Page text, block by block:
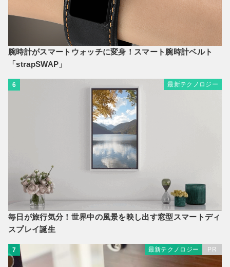
腕時計がスマートウォッチに変身！スマート腕時計ベルト
「strapSWAP」
6 最新テクノロジー
毎日が旅行気分！世界中の風景を映し出す窓型スマートディ
スプレイ誕生
7 最新テクノロジー PR